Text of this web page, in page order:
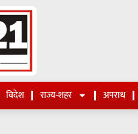
विदेश राज्य-शहर अपराध